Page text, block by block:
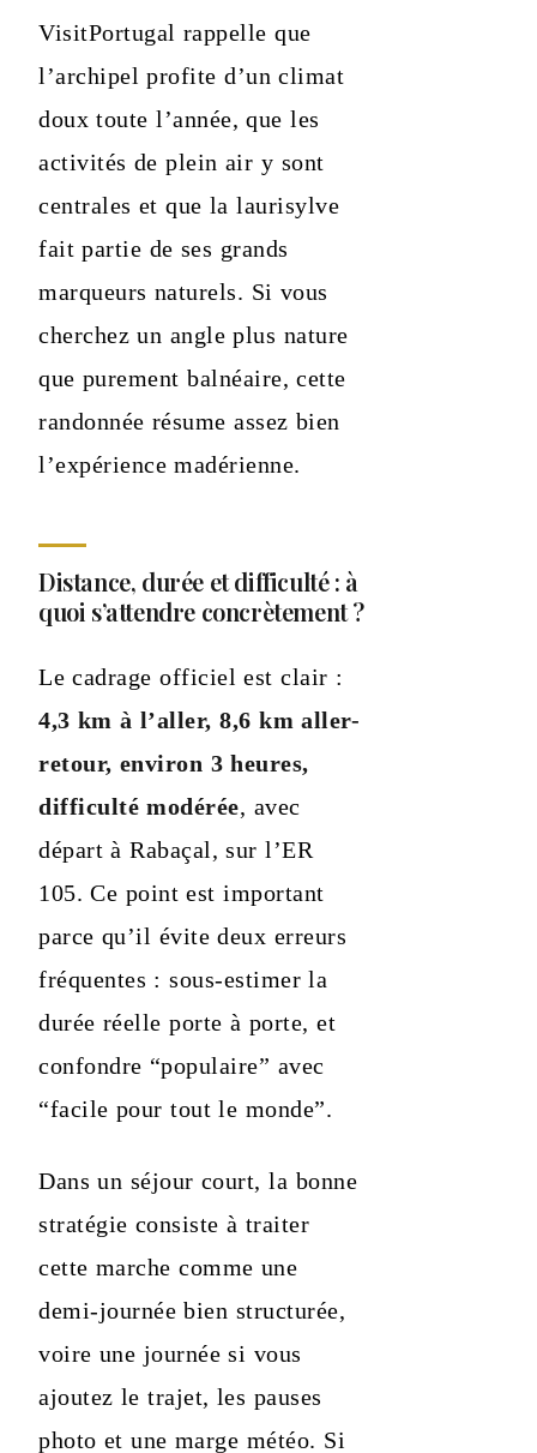
VisitPortugal rappelle que
l’archipel profite d’un climat
doux toute l’année, que les
activités de plein air y sont
centrales et que la laurisylve
fait partie de ses grands
marqueurs naturels. Si vous
cherchez un angle plus nature
que purement balnéaire, cette
randonnée résume assez bien
l’expérience madérienne.
Distance, durée et difficulté : à
quoi s’attendre concrètement ?
Le cadrage officiel est clair :
4,3 km à l’aller, 8,6 km aller-
retour, environ 3 heures,
difficulté modérée, avec
départ à Rabaçal, sur l’ER
105. Ce point est important
parce qu’il évite deux erreurs
fréquentes : sous-estimer la
durée réelle porte à porte, et
confondre “populaire” avec
“facile pour tout le monde”.
Dans un séjour court, la bonne
stratégie consiste à traiter
cette marche comme une
demi-journée bien structurée,
voire une journée si vous
ajoutez le trajet, les pauses
photo et une marge météo. Si